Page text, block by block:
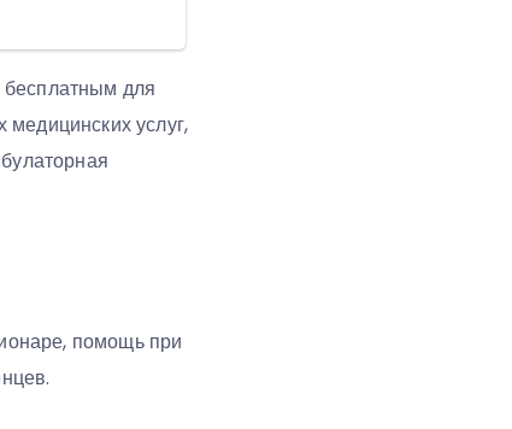
бесплатным для
медицинских услуг,
помощь при